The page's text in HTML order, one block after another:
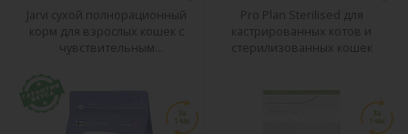
Jarvi сухой полнорационный
корм для взрослых кошек с
чувствительным
Pro Plan Sterilised для
кастрированных котов и
стерилизованных кошек